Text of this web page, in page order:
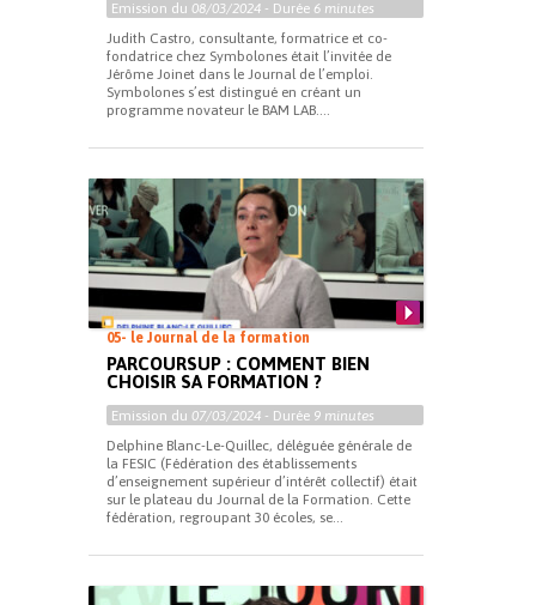
Emission du 08/03/2024 - Durée 6 minutes
Judith Castro, consultante, formatrice et co-
fondatrice chez Symbolones était l’invitée de
Jérôme Joinet dans le Journal de l’emploi.
Symbolones s’est distingué en créant un
programme novateur le BAM LAB....
05- le Journal de la formation
PARCOURSUP : COMMENT BIEN
CHOISIR SA FORMATION ?
Emission du 07/03/2024 - Durée 9 minutes
Delphine Blanc-Le-Quillec, déléguée générale de
la FESIC (Fédération des établissements
d’enseignement supérieur d’intérêt collectif) était
sur le plateau du Journal de la Formation. Cette
fédération, regroupant 30 écoles, se...